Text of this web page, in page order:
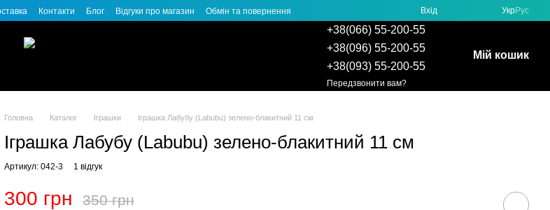
Контакти Блог Відгуки про магазин Обмін та повернення Вхід УкрРус
+38(066) 55-200-55
+38(096) 55-200-55
+38(093) 55-200-55
Передзвонити вам?
Мій кошик
Головна Каталог Іграшки Іграшка Лабубу (Labubu) зелено-блакитний 11 см
Іграшка Лабубу (Labubu) зелено-блакитний 11 см
Артикул: 042-3 1 відгук
300 грн 350 грн